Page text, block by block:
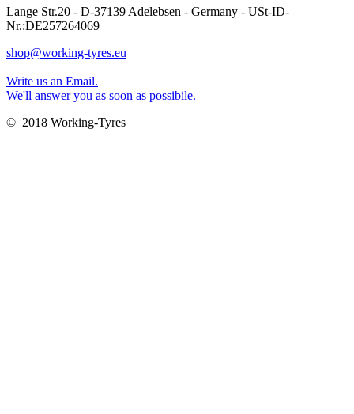
Lange Str.20 - D-37139 Adelebsen - Germany - USt-ID-
Nr.:DE257264069
shop@working-tyres.eu
Write us an Email.
We'll answer you as soon as possibile.
© 2018 Working-Tyres